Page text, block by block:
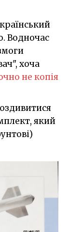
Водночас
хоча
не копія
який